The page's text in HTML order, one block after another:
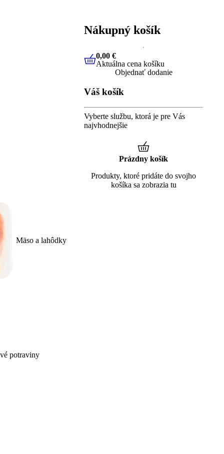
Mäso a lahôdky
potraviny
Nákupný košík
0,00 €Aktuálna cena košíku
0,00 €
Aktuálna cena košíku
Objednať dodanie
Váš košík
Vyberte službu, ktorá je pre Vás
najvhodnejšie
Prázdny košík
Produkty, ktoré pridáte do svojho
košíka sa zobrazia tu